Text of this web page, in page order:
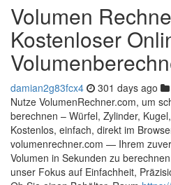
Volumen
Kostenloser
damian2g83fcx4 301 days ago
Nutze VolumenRechner.com, um
berechnen – Würfel, Zylinder,
Kostenlos, einfach, direkt im
volumenrechner.com — Ihrem
Volumen in Sekunden zu
unser Fokus auf Einfachheit,